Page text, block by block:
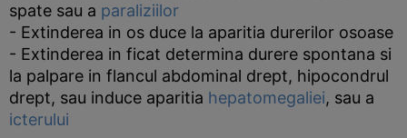
spate sau a paraliziilor
- Extinderea in os duce la aparitia durerilor osoase
- Extinderea in ficat determina durere spontana si
la palpare in flancul abdominal drept, hipocondrul
drept, sau induce aparitia hepatomegaliei, sau a
icterului